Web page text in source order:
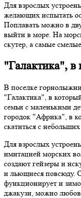
Для взрослых
желающих испытать
Поплавать можно в
выйти в море. На
скутер, а самые
"Галактика", в
В поселке
"Галактика", в
семьи с маленькими
городок "Африка", в
скатиться с
Для взрослых
имитацией морских
создают гейзеры и
и льющиеся повсюду.
функционирует и
джакузи, можно